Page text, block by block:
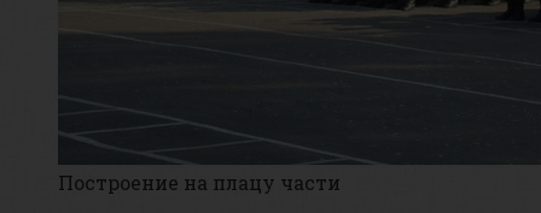
Построение на плацу части